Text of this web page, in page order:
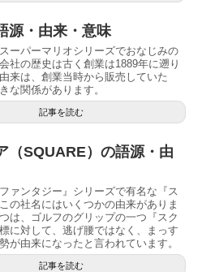
源・由来・意味
ーパーマリオシリーズでおなじみの
社の歴史は古く創業は1889年に遡り
来は、創業当時から販売していた
な関係があります。
記事を読む
（SQUARE）の語源・由
ファンタジー』シリーズで有名な『ス
の社名にはいくつかの由来がありま
は、ゴルフのグリップの一つ『スク
に対して、逃げ腰ではなく、まっす
が由来になったと言われています。
記事を読む